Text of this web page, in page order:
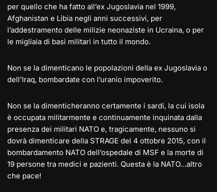
per quello che ha fatto all’ex Jugoslavia nel 1999,
Afghanistan e Libia negli anni successivi, per
l’addestramento delle milizie neonaziste in Ucraina, o per
le migliaia di basi militari in tutto il mondo.
Non se la dimenticano le popolazioni della ex Jugoslavia o
dell’Iraq, bombardate con l’uranio impoverito.
Non se la dimenticheranno certamente i sardi, la cui isola
è occupata militarmente e continuamente inquinata dalla
presenza dei militari NATO e, tragicamente, nessuno si
dovrà dimenticare della STRAGE del 4 ottobre 2015, con il
bombardamento NATO dell’ospedale di MSF e la morte di
19 persone tra medici e pazienti. Questa è la NATO…altro
che pace!